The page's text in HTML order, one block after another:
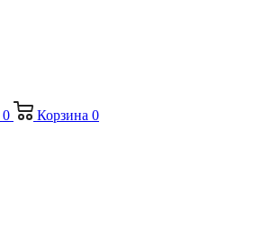
0 Корзина 0